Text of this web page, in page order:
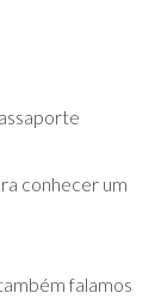
conhecer um
falamos